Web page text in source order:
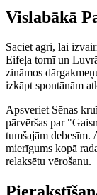
Vislabākā
Sāciet agri, lai
Eifeļa tornī un
zināmos
izkāpt spontānām
Apsveriet Sēnas
pārvēršas par
tumšajām debesīm.
mierīgums kopā
relaksētu vērošanu.